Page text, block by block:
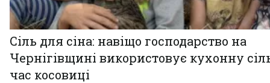
Сіль для сіна: навіщо господарство на
Чернігівщині використовує кухонну
час косовиці